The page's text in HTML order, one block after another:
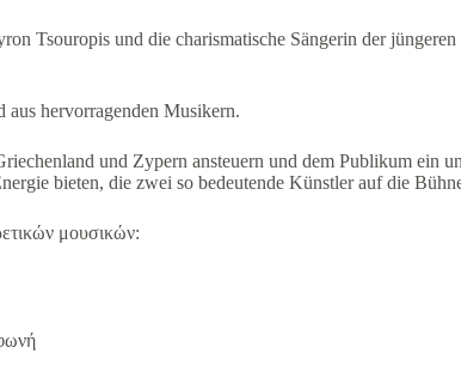
Tsouropis und die charismatische Sängerin der
aus hervorragenden Musikern.
und Zypern ansteuern und dem Publikum ein
bieten, die zwei so bedeutende Künstler auf die
μουσικών: